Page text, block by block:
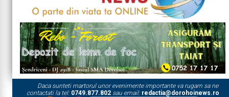
Daca sunteti martorul unor evenimente importante va rugam sa ne
contactati la tel: 0749.877.802sau email: redactia@dorohoinews.ro